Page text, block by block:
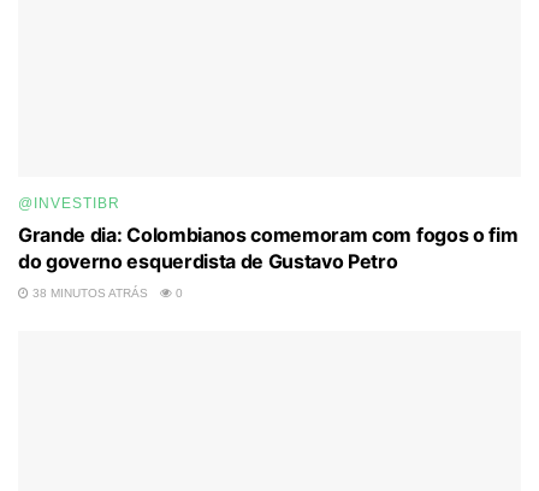
@INVESTIBR
Grande dia: Colombianos comemoram com fogos o fim
do governo esquerdista de Gustavo Petro
38 MINUTOS ATRÁS 0